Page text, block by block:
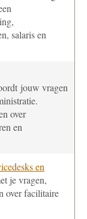
salaris en
jouw vragen
over
en
en
je vragen,
over facilitaire